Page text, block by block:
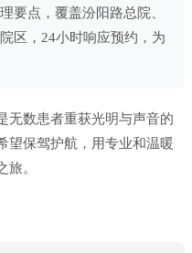
要点，覆盖汾阳路总院、
区，24小时响应预约，为
无数患者重获光明与声音的
望保驾护航，用专业和温暖
旅。